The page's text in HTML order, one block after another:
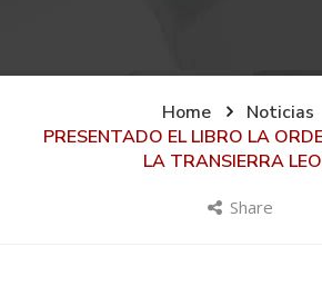
Home
Noticias
PRESENTADO EL LIBRO LA
LA TRANSIERRA
Share